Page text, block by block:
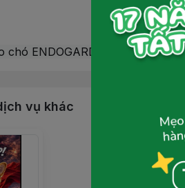
chó ENDOGARD 10 - 5-10kg/viên
vụ khác